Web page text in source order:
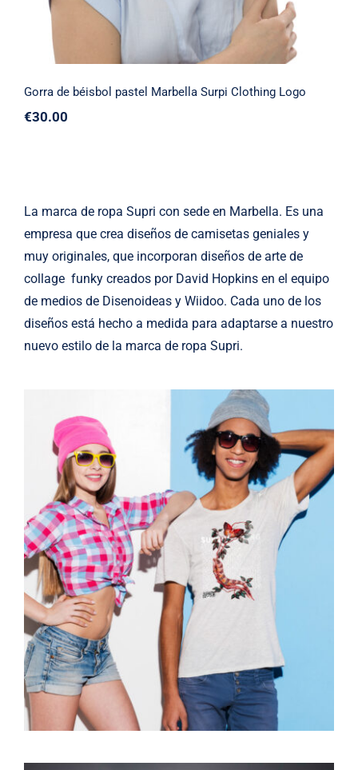
Gorra de béisbol pastel Marbella Surpi Clothing Logo
€30.00
La marca de ropa Supri con sede en Marbella. Es una
empresa que crea diseños de camisetas geniales y
muy originales, que incorporan diseños de arte de
collage funky creados por David Hopkins en el equipo
de medios de Disenoideasy Wiidoo. Cada uno de los
diseños está hecho a medida para adaptarse a nuestro
nuevo estilo de la marca de ropa Supri.